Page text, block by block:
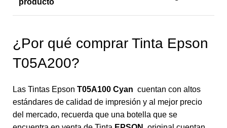
¿Por qué comprar Tinta Epson
T05A200?
Las Tintas Epson T05A100 Cyan cuentan con altos
estándares de calidad de impresión y al mejor precio
del mercado, recuerda que una botella que se